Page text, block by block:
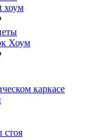
хоум
Хоум
каркасе
стоя